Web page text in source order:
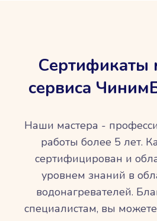
Сертификаты
сервиса
Наши мастера -
работы более 5 лет.
сертифицирован и
уровнем знаний в
водонагревателей.
специалистам, вы